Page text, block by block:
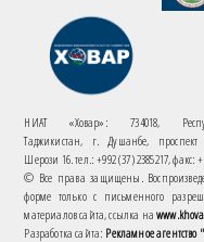
НИАТ «Ховар»: 734018,
Таджикистан, г. Душанбе, проспект
Шерози 16. тел.: +992 (37) 2385217, факс:
© Все права защищены.
форме только с письменного
материалов сайта, ссылка на
Разработка сайта: Рекламное